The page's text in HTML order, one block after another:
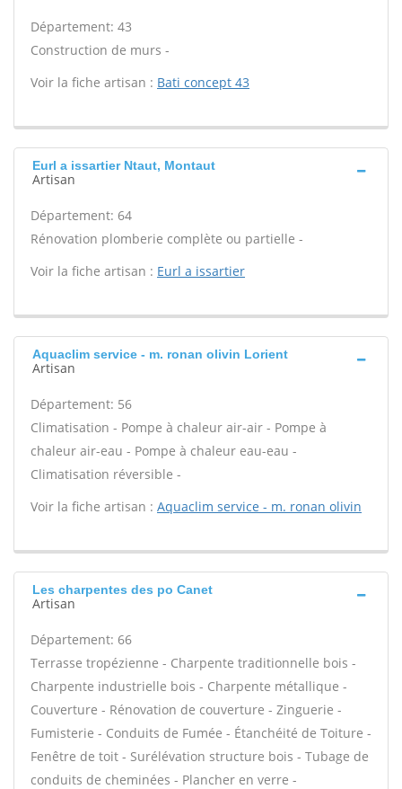
Département: 43
Construction de murs -
Voir la fiche artisan : Bati concept 43
Eurl a issartier Ntaut, Montaut
Artisan
Département: 64
Rénovation plomberie complète ou partielle -
Voir la fiche artisan : Eurl a issartier
Aquaclim service - m. ronan olivin Lorient
Artisan
Département: 56
Climatisation - Pompe à chaleur air-air - Pompe à
chaleur air-eau - Pompe à chaleur eau-eau -
Climatisation réversible -
Voir la fiche artisan : Aquaclim service - m. ronan olivin
Les charpentes des po Canet
Artisan
Département: 66
Terrasse tropézienne - Charpente traditionnelle bois -
Charpente industrielle bois - Charpente métallique -
Couverture - Rénovation de couverture - Zinguerie -
Fumisterie - Conduits de Fumée - Étanchéité de Toiture -
Fenêtre de toit - Surélévation structure bois - Tubage de
conduits de cheminées - Plancher en verre -